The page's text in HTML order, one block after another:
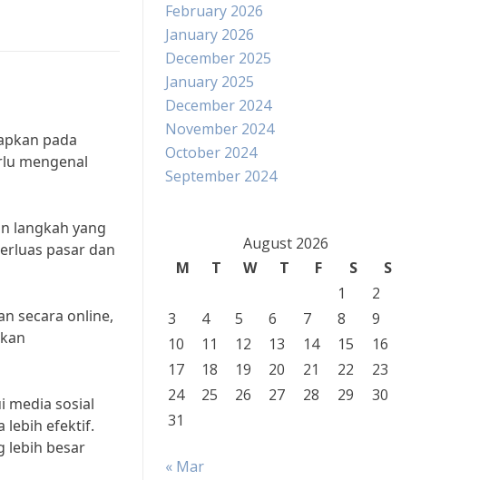
pada
mengenal
langkah yang
pasar dan
secara online,
media sosial
lebih efektif.
lebih besar
February 2026
January 2026
December 2025
January 2025
December 2024
November 2024
October 2024
September 2024
August 2026
M
T W T F S
S
1
2
3
4 5 6 7 8
9
10
11 12 13 14 15
16
17
18 19 20 21 22
23
24
25 26 27 28 29
30
31
« Mar